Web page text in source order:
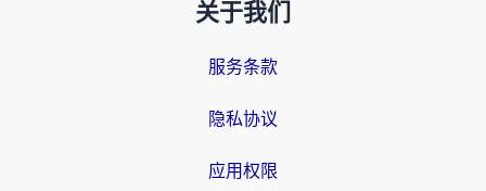
关于我们
服务条款
隐私协议
应用权限